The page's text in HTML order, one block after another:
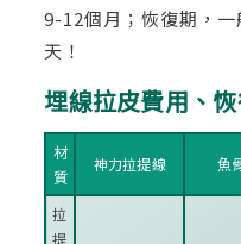
9-12個月；恢復期，
天！
埋線拉皮費用、恢
材
質
神力拉提線 魚
拉
提